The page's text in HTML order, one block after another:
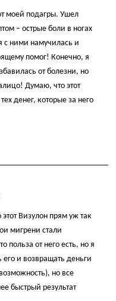
моей подагры. Ушел
– острые боли в ногах
с ними намучилась и
помог! Конечно, я
от болезни, но
Думаю, что этот
денег, которые за него
этот Визулон прям уж так
мигрени стали
польза от него есть, но я
и возвращать деньги
но все
быстрый результат